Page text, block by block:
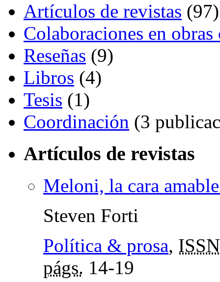
Artículos de revistas (97)
Colaboraciones en
Reseñas (9)
Libros (4)
Tesis (1)
Coordinación (3
Artículos de revistas
Meloni, la cara
Steven Forti
Política & prosa, ISSN
págs. 14-19